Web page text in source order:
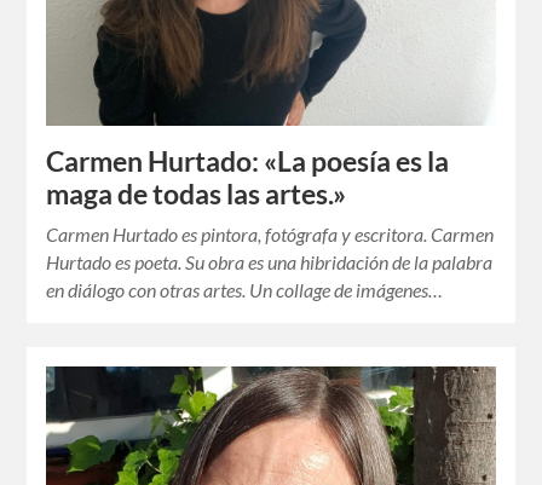
Carmen Hurtado: «La poesía es la
maga de todas las artes.»
Carmen Hurtado es pintora, fotógrafa y escritora. Carmen
Hurtado es poeta. Su obra es una hibridación de la palabra
en diálogo con otras artes. Un collage de imágenes…